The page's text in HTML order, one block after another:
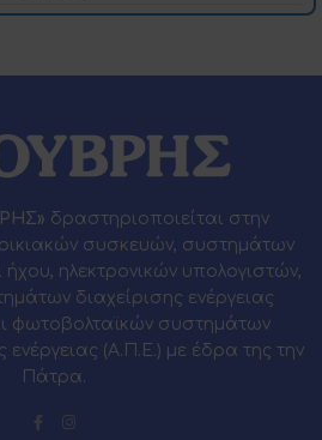
δραστηριοποιείται στην
συσκευών, συστημάτων
ηλεκτρονικών υπολογιστών,
διαχείρισης ενέργειας
φωτοβολταϊκών συστημάτων
ενέργειας (Α.Π.Ε.) με έδρα της την
Πάτρα.